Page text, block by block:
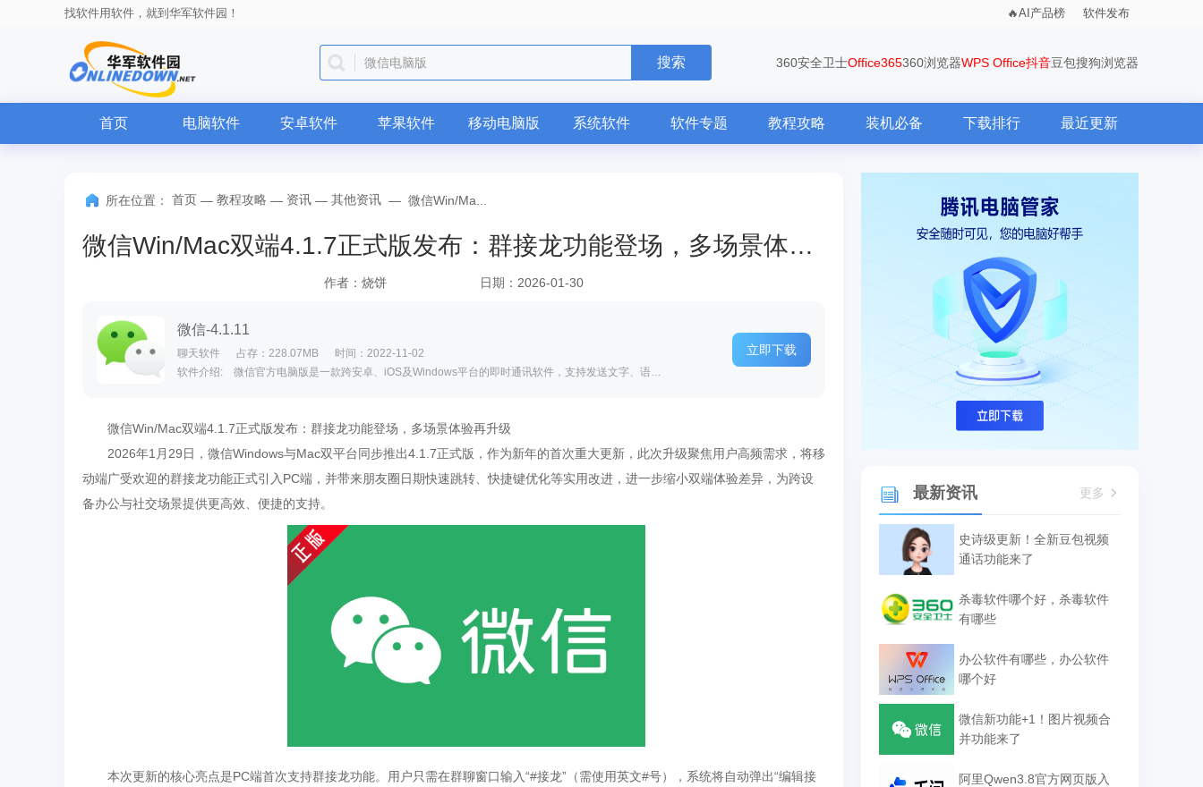
找软件用软件，就到华军软件园！ AI产品榜 软件发布
微信电脑版 搜索 360安全卫士Office365360浏览器WPS Office抖音豆包搜狗浏览器
首页 电脑软件 安卓软件 苹果软件 移动电脑版 系统软件 软件专题 教程攻略 装机必备 下载排行 最近更新
所在位置： 首页 — 教程攻略 — 资讯 — 其他资讯 — 微信Win/Ma...
微信Win/Mac双端4.1.7正式版发布：群接龙功能登场，多场景体验再升级
作者：烧饼 日期：2026-01-30
微信-4.1.11
聊天软件 占存：228.07MB
时间：2022-11-02
软件介绍: 微信官方电脑版是一款跨安卓、iOS及Windows平台的即时通讯软件，支持发送文字、语音及丰富的静态...
立即下载
微信Win/Mac双端4.1.7正式版发布：群接龙功能登场，多场景体验再升级
2026年1月29日，微信Windows与Mac双平台同步推出4.1.7正式版，作为新年的首次重大更新，此次升级聚焦用户高频需求，将移
动端广受欢迎的群接龙功能正式引入PC端，并带来朋友圈日期快速跳转、快捷键优化等实用改进，进一步缩小双端体验差异，为跨设
备办公与社交场景提供更高效、便捷的支持。
本次更新的核心亮点是PC端首次支持群接龙功能。用户只需在群聊窗口输入“#接龙”（需使用英文#号），系统将自动弹出“编辑接
最新资讯 更多
史诗级更新！全新豆包视频
通话功能来了
杀毒软件哪个好，杀毒软件
有哪些
办公软件有哪些，办公软件
哪个好
微信新功能+1！图片视频合
并功能来了
阿里Qwen3.8官方网页版入